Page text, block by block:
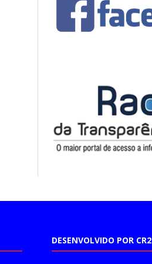
DESENVOLVIDO POR CR2